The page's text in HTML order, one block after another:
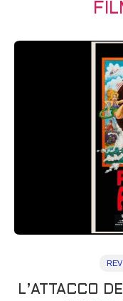
L’ATTACCO